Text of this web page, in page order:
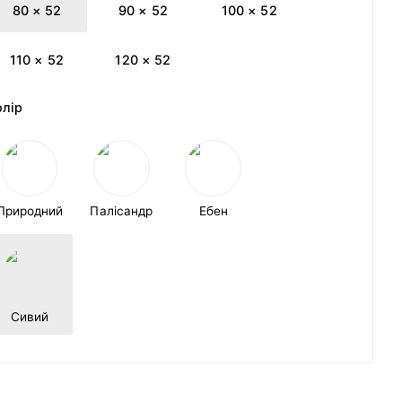
80 × 52 90 × 52 100 × 52
110 × 52 120 × 52
Палісандр Ебен
Сивий